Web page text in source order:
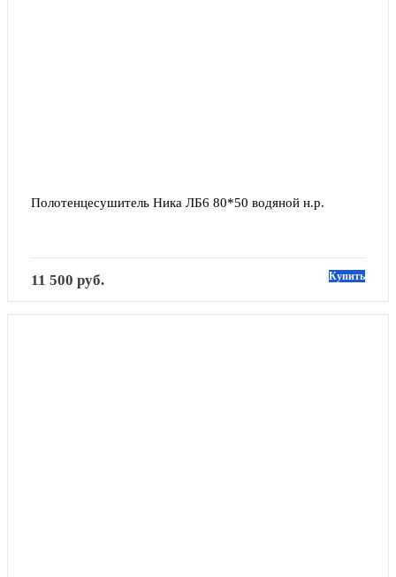
Полотенцесушитель Ника ЛБ6 80*50 водяной н.р.
11 500 руб. Купить